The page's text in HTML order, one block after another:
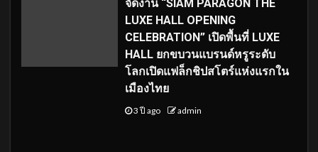
จัดงาน “SIAM PARAGON THE
LUXE HALL OPENING
CELEBRATION” เปิดพื้นที่ LUXE
HALL ยกขบวนแบรนด์หรูระดับ
โลกเปิดแฟล็กชิปสโตร์แห่งแรกใน
เมืองไทย
3 ปี ago admin